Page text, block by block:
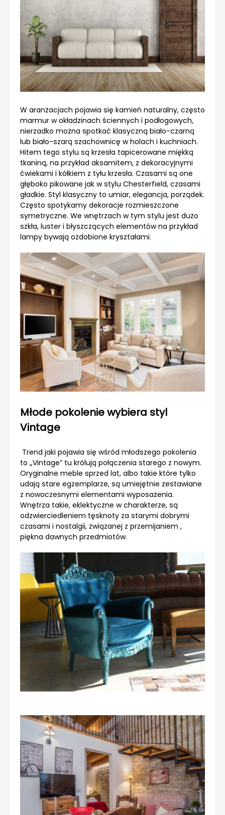
W aranżacjach pojawia się kamień naturalny, często
marmur w okładzinach ściennych i podłogowych,
nierzadko można spotkać klasyczną biało-czarną
lub biało-szarą szachownicę w holach i kuchniach.
Hitem tego stylu są krzesła tapicerowane miękką
tkaniną, na przykład aksamitem, z dekoracyjnymi
ćwiekami i kółkiem z tyłu krzesła. Czasami są one
głęboko pikowane jak w stylu Chesterfield, czasami
gładkie. Styl klasyczny to umiar, elegancja, porządek.
Często spotykamy dekoracje rozmieszczone
symetryczne. We wnętrzach w tym stylu jest dużo
szkła, luster i błyszczących elementów na przykład
lampy bywają ozdobione kryształami.
Młode pokolenie wybiera styl
Vintage
Trend jaki pojawia się wśród młodszego pokolenia
to „Vintage” tu królują połączenia starego z nowym.
Oryginalne meble sprzed lat, albo takie które tylko
udają stare egzemplarze, są umiejętnie zestawiane
z nowoczesnymi elementami wyposażenia.
Wnętrza takie, eklektyczne w charakterze, są
odzwierciedleniem tęsknoty za starymi dobrymi
czasami i nostalgii, związanej z przemijaniem ,
piękna dawnych przedmiotów.